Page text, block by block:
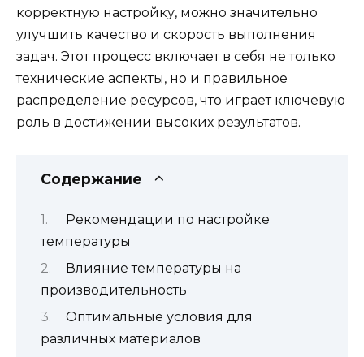
корректную настройку, можно значительно
улучшить качество и скорость выполнения
задач. Этот процесс включает в себя не только
технические аспекты, но и правильное
распределение ресурсов, что играет ключевую
роль в достижении высоких результатов.
Содержание
Рекомендации по настройке
температуры
Влияние температуры на
производительность
Оптимальные условия для
различных материалов